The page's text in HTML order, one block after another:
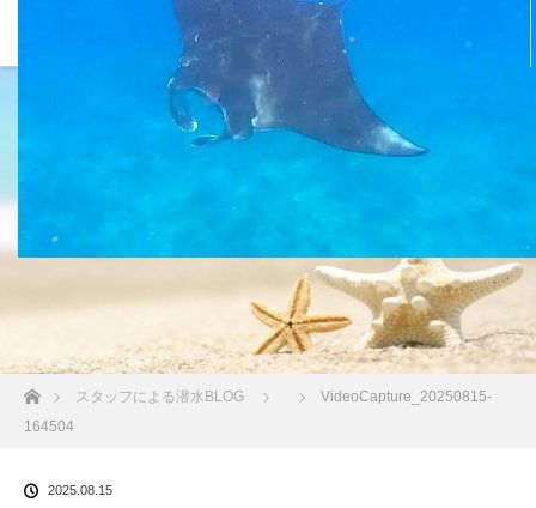
沖縄の海 BLOG
ホームスタッフによる潜水BLOG
VideoCapture_20250815-
164504
2025.08.15